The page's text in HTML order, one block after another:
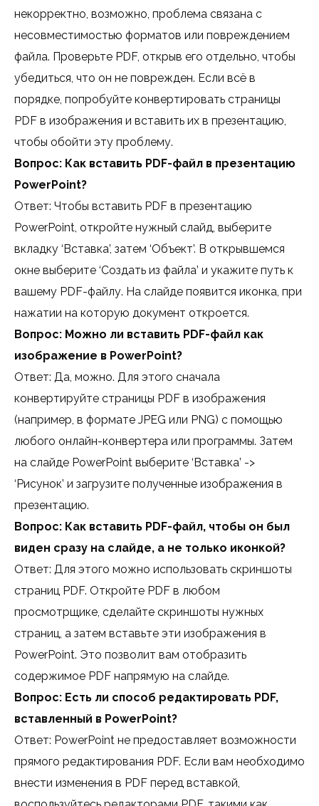
некорректно, возможно, проблема связана с
несовместимостью форматов или повреждением
файла. Проверьте PDF, открыв его отдельно, чтобы
убедиться, что он не поврежден. Если всё в
порядке, попробуйте конвертировать страницы
PDF в изображения и вставить их в презентацию,
чтобы обойти эту проблему.
Вопрос: Как вставить PDF-файл в презентацию
PowerPoint?
Ответ: Чтобы вставить PDF в презентацию
PowerPoint, откройте нужный слайд, выберите
вкладку ‘Вставка’, затем ‘Объект’. В открывшемся
окне выберите ‘Создать из файла’ и укажите путь к
вашему PDF-файлу. На слайде появится иконка, при
нажатии на которую документ откроется.
Вопрос: Можно ли вставить PDF-файл как
изображение в PowerPoint?
Ответ: Да, можно. Для этого сначала
конвертируйте страницы PDF в изображения
(например, в формате JPEG или PNG) с помощью
любого онлайн-конвертера или программы. Затем
на слайде PowerPoint выберите ‘Вставка’ ->
‘Рисунок’ и загрузите полученные изображения в
презентацию.
Вопрос: Как вставить PDF-файл, чтобы он был
виден сразу на слайде, а не только иконкой?
Ответ: Для этого можно использовать скриншоты
страниц PDF. Откройте PDF в любом
просмотрщике, сделайте скриншоты нужных
страниц, а затем вставьте эти изображения в
PowerPoint. Это позволит вам отобразить
содержимое PDF напрямую на слайде.
Вопрос: Есть ли способ редактировать PDF,
вставленный в PowerPoint?
Ответ: PowerPoint не предоставляет возможности
прямого редактирования PDF. Если вам необходимо
внести изменения в PDF перед вставкой,